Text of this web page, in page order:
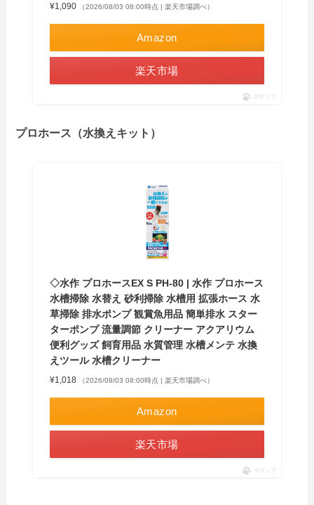
¥1,090 （2026/08/03 08:00時点 | 楽天市場調べ）
Amazon
楽天市場
ポチップ
プロホース（水換えキット）
◇水作 プロホースEX S PH-80 | 水作 プロホース
水槽掃除 水替え 砂利掃除 水槽用 拡張ホース 水
草掃除 排水ポンプ 観賞魚用品 簡単排水 スター
ターポンプ 流量調節 クリーナー アクアリウム
便利グッズ 飼育用品 水質管理 水槽メンテ 水換
えツール 水槽クリーナー
¥1,018 （2026/08/03 08:00時点 | 楽天市場調べ）
Amazon
楽天市場
ポチップ